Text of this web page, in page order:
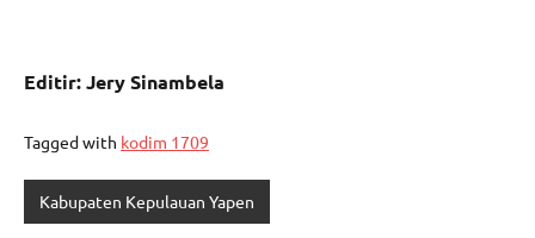
Editir: Jery Sinambela
Tagged with kodim 1709
Kabupaten Kepulauan Yapen